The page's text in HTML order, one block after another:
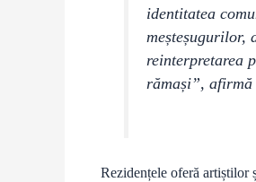
identitatea
meșteșugurilor,
reinterpretarea
rămași”, afirmă
Rezidențele oferă artiștilor